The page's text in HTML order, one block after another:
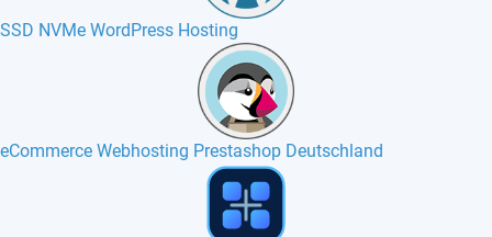
SSD NVMe WordPress Hosting
eCommerce Webhosting Prestashop Deutschland